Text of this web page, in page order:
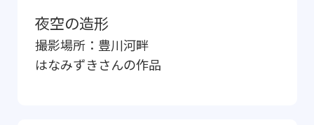
夜空の造形
撮影場所： 豊川河畔
はなみずきさんの作品